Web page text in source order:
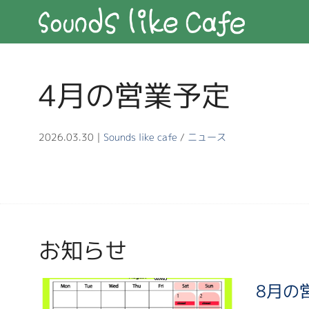
4月の営業予定
2026.03.30｜ Sounds like cafe / ニュース
お知らせ
8月の